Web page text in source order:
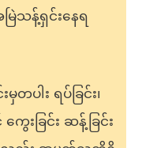
သန့်ရှင်းနေရ
တပါး ရပ်ခြင်း၊
ကွေးခြင်း ဆန့်ခြင်း